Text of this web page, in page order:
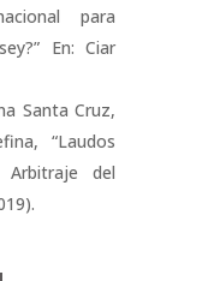
para
En: Ciar
Santa Cruz,
“Laudos
Arbitraje del